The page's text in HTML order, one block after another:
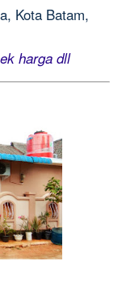
Kota Batam,
harga dll